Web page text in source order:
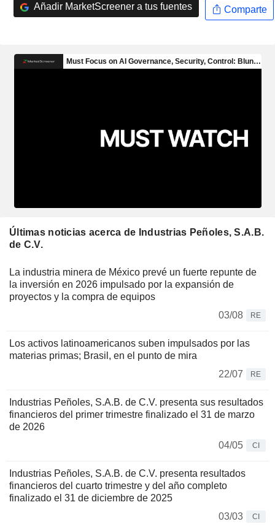
Añadir MarketScreener a tus fuentes Comparte
Últimas noticias acerca de Industrias Peñoles, S.A.B.
de C.V.
La industria minera de México prevé un fuerte repunte de
la inversión en 2026 impulsado por la expansión de
proyectos y la compra de equipos
03/08
RE
Los activos latinoamericanos suben impulsados por las
materias primas; Brasil, en el punto de mira
22/07
RE
Industrias Peñoles, S.A.B. de C.V. presenta sus resultados
financieros del primer trimestre finalizado el 31 de marzo
de 2026
04/05
CI
Industrias Peñoles, S.A.B. de C.V. presenta resultados
financieros del cuarto trimestre y del año completo
finalizado el 31 de diciembre de 2025
03/03
CI